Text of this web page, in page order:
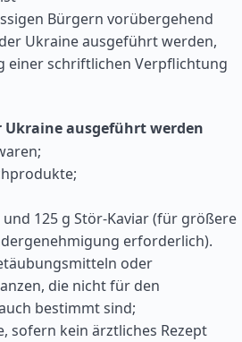
Bürgern vorübergehend
Ukraine ausgeführt werden,
einer schriftlichen Verpflichtung
Ukraine ausgeführt werden
und 125 g Stör-Kaviar (für größere
erforderlich).
oder
die nicht für den
bestimmt sind;
sofern kein ärztliches Rezept